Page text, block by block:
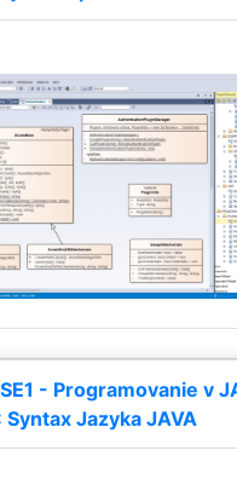
- Programovanie v
Syntax Jazyka JAVA